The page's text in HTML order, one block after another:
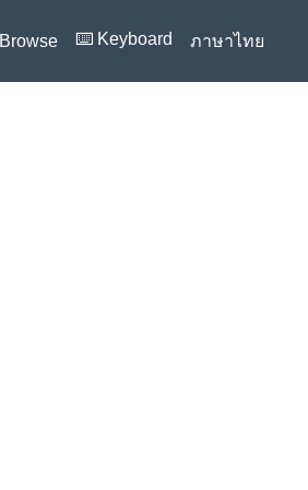
Browse ⌨️ Keyboard ภาษาไทย